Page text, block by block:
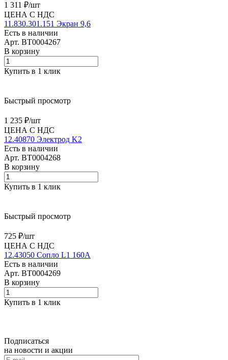
1 311 ₽/шт
ЦЕНА С НДС
11.830.301.151 Экран 9,6
Есть в наличии
Арт. BT0004267
В корзину
Купить в 1 клик
Быстрый просмотр
1 235 ₽/шт
ЦЕНА С НДС
12.40870 Электрод K2
Есть в наличии
Арт. BT0004268
В корзину
Купить в 1 клик
Быстрый просмотр
725 ₽/шт
ЦЕНА С НДС
12.43050 Сопло L1 160A
Есть в наличии
Арт. BT0004269
В корзину
Купить в 1 клик
Подписаться
на новости и акции